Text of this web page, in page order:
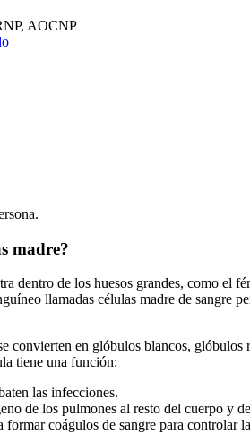
AOCNP
madre?
dentro de los huesos grandes, como el
llamadas células madre de
convierten en glóbulos blancos,
tiene una función:
las infecciones.
de los pulmones al resto del cuerpo y
coágulos de sangre para controlar